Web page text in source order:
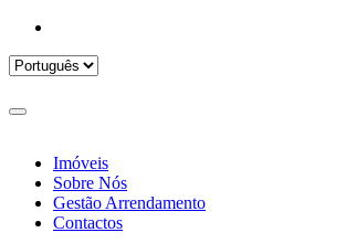
Imóveis
Sobre Nós
Gestão Arrendamento
Contactos